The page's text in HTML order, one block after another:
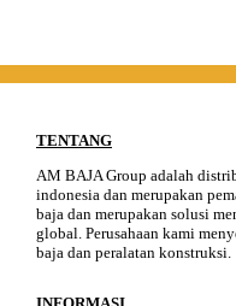
TENTANG
AM BAJA Group adalah
indonesia dan merupakan
baja dan merupakan solusi
global. Perusahaan kami
baja dan peralatan konstruksi.